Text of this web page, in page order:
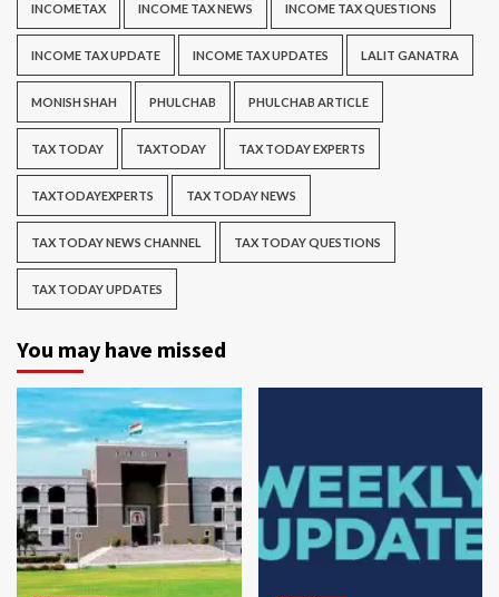
INCOMETAX INCOME TAX NEWS INCOME TAX QUESTIONS
INCOME TAX UPDATE INCOME TAX UPDATES LALIT GANATRA
MONISH SHAH PHULCHAB PHULCHAB ARTICLE
TAX TODAY TAXTODAY TAX TODAY EXPERTS
TAXTODAYEXPERTS TAX TODAY NEWS
TAX TODAY NEWS CHANNEL TAX TODAY QUESTIONS
TAX TODAY UPDATES
You may have missed